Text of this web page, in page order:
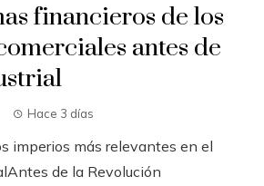
financieros de los
antes de
Hace 3 días
imperios más relevantes en el
de la Revolución